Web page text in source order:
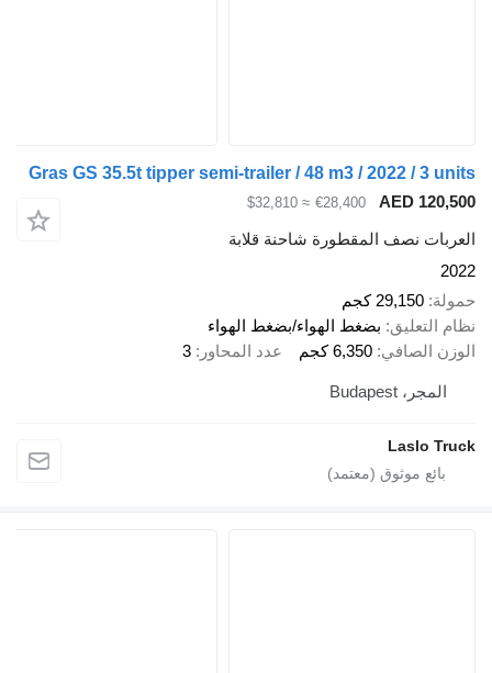
Gras GS 35.5t tipper semi-trailer / 48 m3 / 2022 / 3 units
AED 120,500
€28,400
≈ $32,810
العربات نصف المقطورة شاحنة قلابة
2022
حمولة 29,150 كجم
نظام التعليق بضغط الهواء/بضغط الهواء
الوزن الصافي 6,350 كجم عدد المحاور 3
المجر، Budapest
Laslo Truck